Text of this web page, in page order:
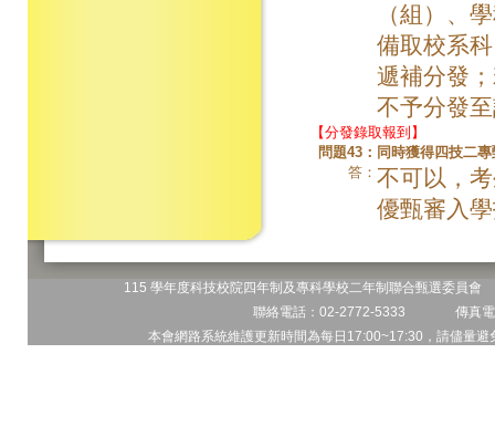
（組）、
備取校系
遞補分發
不予分發
【分發錄取報到】
問題43： 同時獲得四技二
答： 不可以，
優甄審入
115 學年度科技校院四年制及專科學校二年制聯合甄選委員
聯絡電話：02-2772-5333 傳真
本會網路系統維護更新時間為每日17:00~17:30，請儘量